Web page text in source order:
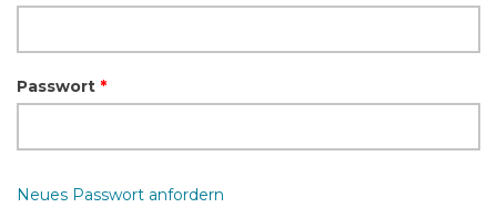
Passwort *
Neues Passwort anfordern